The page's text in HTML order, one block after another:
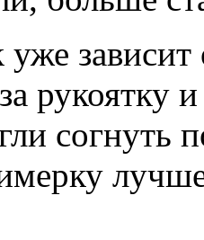
зависит
рукоятку
согнуть